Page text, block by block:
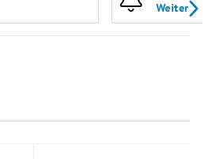
Weiter